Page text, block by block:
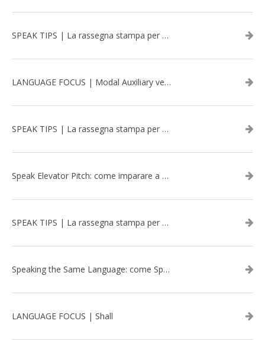
SPEAK TIPS | La rassegna stampa per migliorare l’inglese - aprile 2026
LANGUAGE FOCUS | Modal Auxiliary verbs in the past
SPEAK TIPS | La rassegna stampa per migliorare l’inglese - marzo 2026
Speak Elevator Pitch: come imparare a gestire una presentazione in inglese
SPEAK TIPS | La rassegna stampa per migliorare l’inglese - febbraio 2026
Speaking the Same Language: come Speak aiuta a rafforzare i team attraverso il Team Building in inglese
LANGUAGE FOCUS | Shall